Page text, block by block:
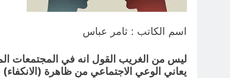
اسم الكاتب : ثامر عباس
ليس من الغريب القول انه في المجتمعات
يعاني الوعي الاجتماعي من ظاهرة